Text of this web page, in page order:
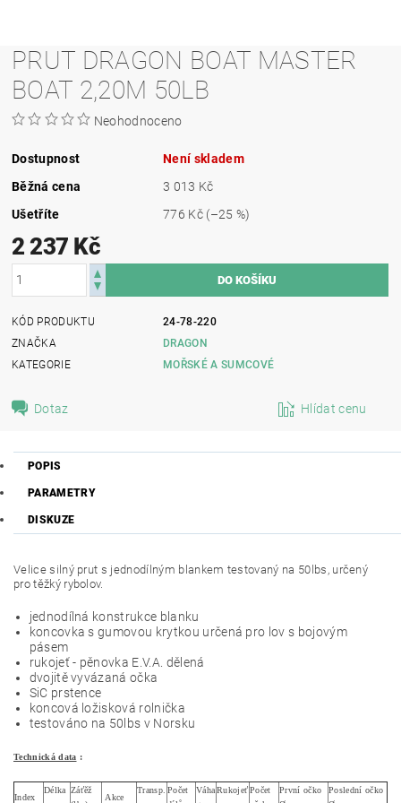
PRUT DRAGON BOAT MASTER
BOAT 2,20M 50LB
Neohodnoceno
Dostupnost
Není skladem
Běžná cena
3 013 Kč
Ušetříte
776 Kč (–25 %)
2 237 Kč
KÓD PRODUKTU
24-78-220
ZNAČKA
DRAGON
KATEGORIE
MOŘSKÉ A SUMCOVÉ
Dotaz Hlídat cenu
POPIS
PARAMETRY
DISKUZE
Velice silný prut s jednodílným blankem testovaný na 50lbs, určený
pro těžký rybolov.
jednodílná konstrukce blanku
koncovka s gumovou krytkou určená pro lov s bojovým
pásem
rukojeť - pěnovka E.V.A. dělená
dvojitě vyvázaná očka
SiC prstence
koncová ložisková rolnička
testováno na 50lbs v Norsku
Technická data :
Index
Délka Záťěž
Akce
Transp. Počet
VáhaRukojeťPočet
První očko
Poslední očko